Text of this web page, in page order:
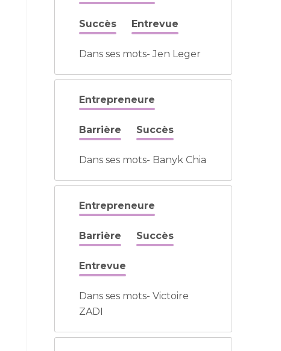
Succès Entrevue
Dans ses mots- Jen Leger
Entrepreneure
Barrière Succès
Dans ses mots- Banyk Chia
Entrepreneure
Barrière Succès
Entrevue
Dans ses mots- Victoire
ZADI